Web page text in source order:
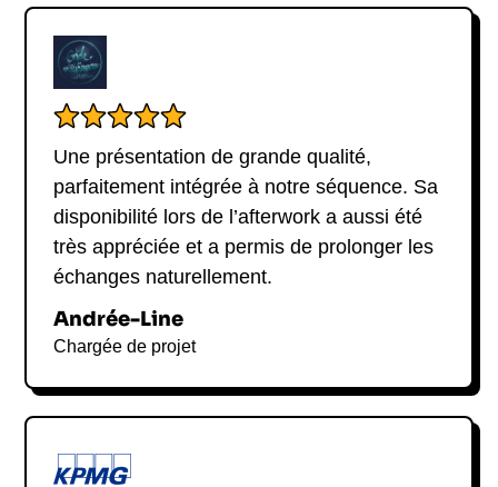
Une présentation de grande qualité,
parfaitement intégrée à notre séquence. Sa
disponibilité lors de l’afterwork a aussi été
très appréciée et a permis de prolonger les
échanges naturellement.
Andrée-Line
Chargée de projet